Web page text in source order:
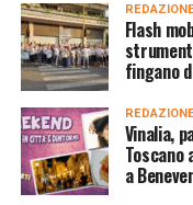
Flash
fingano
Vinalia,
Toscano
a